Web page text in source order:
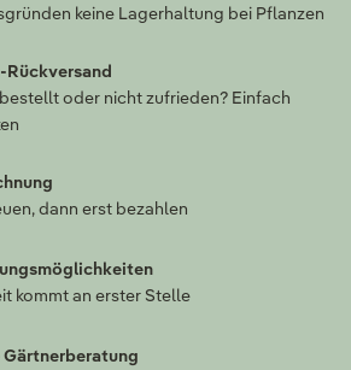
keine Lagerhaltung bei Pflanzen
oder nicht zufrieden? Einfach
dann erst bezahlen
kommt an erster Stelle